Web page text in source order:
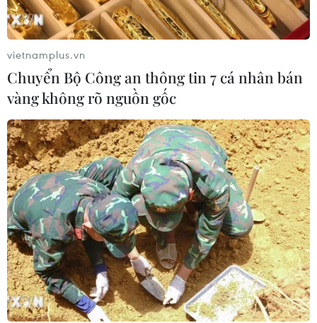
vietnamplus.vn
Chuyển Bộ Công an thông tin 7 cá nhân bán
vàng không rõ nguồn gốc